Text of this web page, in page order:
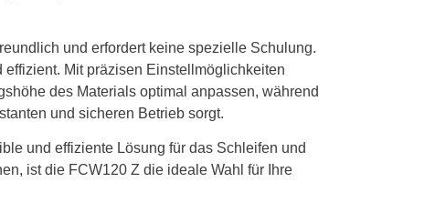
und erfordert keine spezielle Schulung.
Mit präzisen Einstellmöglichkeiten
des Materials optimal anpassen, während
und sicheren Betrieb sorgt.
und effiziente Lösung für das Schleifen und
ist die FCW120 Z die ideale Wahl für Ihre